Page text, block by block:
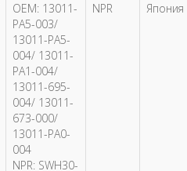
OEM: 13011-
PA5-003/
13011-PA5-
004/ 13011-
PA1-004/
13011-695-
004/ 13011-
673-000/
13011-PA0-
004
NPR: SWH30-
NPR Япония